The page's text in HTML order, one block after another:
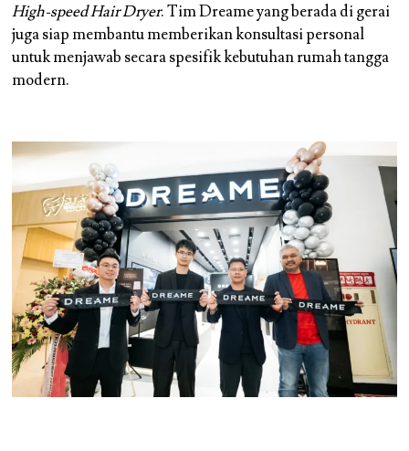
High-speed Hair Dryer. Tim Dreame yang berada di gerai
juga siap membantu memberikan konsultasi personal
untuk menjawab secara spesifik kebutuhan rumah tangga
modern.